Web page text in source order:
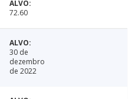
72.60
30 de
dezembro
de 2022